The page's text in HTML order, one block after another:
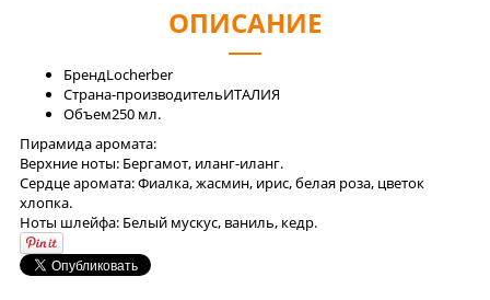
ОПИСАНИЕ
БрендLocherber
Страна-производительИТАЛИЯ
Объем250 мл.
Пирамида аромата:
Верхние ноты: Бергамот, иланг-иланг.
Сердце аромата: Фиалка, жасмин, ирис, белая роза, цветок
хлопка.
Ноты шлейфа: Белый мускус, ваниль, кедр.